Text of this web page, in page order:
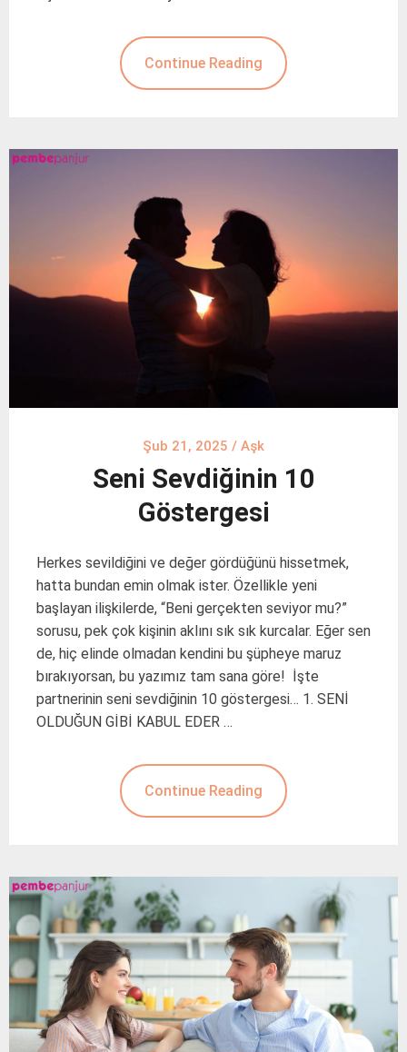
Continue Reading
Şub 21, 2025 / Aşk
Seni Sevdiğinin 10
Göstergesi
Herkes sevildiğini ve değer gördüğünü hissetmek,
hatta bundan emin olmak ister. Özellikle yeni
başlayan ilişkilerde, “Beni gerçekten seviyor mu?”
sorusu, pek çok kişinin aklını sık sık kurcalar. Eğer sen
de, hiç elinde olmadan kendini bu şüpheye maruz
bırakıyorsan, bu yazımız tam sana göre! İşte
partnerinin seni sevdiğinin 10 göstergesi… 1. SENİ
OLDUĞUN GİBİ KABUL EDER …
Continue Reading